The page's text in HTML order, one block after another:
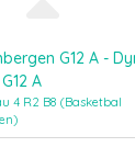
G12 A -
A
4 R2 B8 (Basketbal